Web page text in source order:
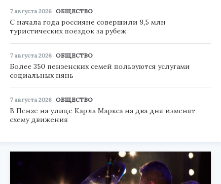
7 августа 2026 ОБЩЕСТВО
С начала года россияне совершили 9,5 млн
туристических поездок за рубеж
7 августа 2026 ОБЩЕСТВО
Более 350 пензенских семей пользуются услугами
социальных нянь
7 августа 2026 ОБЩЕСТВО
В Пензе на улице Карла Маркса на два дня изменят
схему движения